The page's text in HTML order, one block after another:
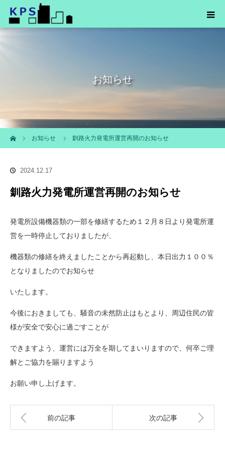
お知らせ
お知らせ
釧路火力発電所運営再開のお知らせ
2024.12.17
釧路火力発電所運営再開のお知らせ
発電所設備機器類の一部を修繕するため１２月８日より発電所運
営を一時停止しておりましたが、
機器類の修繕を終えましたことから再起動し、本日出力１００％
となりましたのでお知らせ
いたします。
今後におきましても、騒音の未然防止はもとより、周辺住民の皆
様が安全で安心に過ごすことが
できますよう、運営には万全を期してまいりますので、何卒ご理
解とご協力を賜りますよう
お願い申し上げます。
前の記事 次の記事